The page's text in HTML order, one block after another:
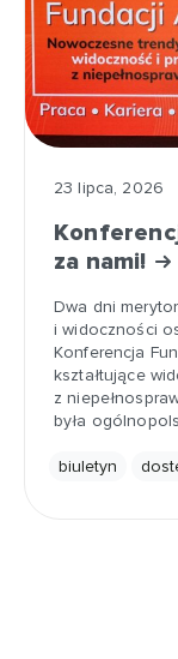
23 lipca, 2026
za nami!
Dwa dni
i widoczności
Konferencja
kształtujące
z
była
biuletyn